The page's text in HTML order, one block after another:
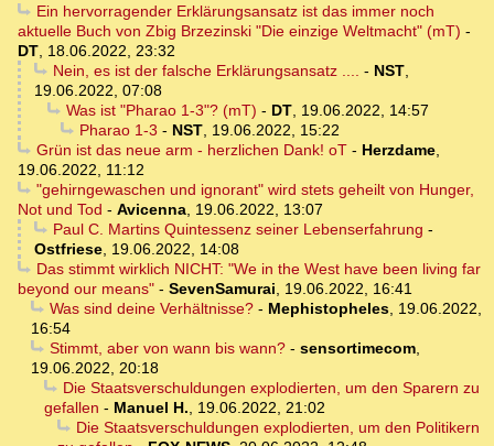
Ein hervorragender Erklärungsansatz ist das immer noch
aktuelle Buch von Zbig Brzezinski "Die einzige Weltmacht" (mT) -
DT, 18.06.2022, 23:32
Nein, es ist der falsche Erklärungsansatz .... - NST,
19.06.2022, 07:08
Was ist "Pharao 1-3"? (mT) - DT, 19.06.2022, 14:57
Pharao 1-3 - NST, 19.06.2022, 15:22
Grün ist das neue arm - herzlichen Dank! oT- Herzdame,
19.06.2022, 11:12
"gehirngewaschen und ignorant" wird stets geheilt von Hunger,
Not und Tod - Avicenna, 19.06.2022, 13:07
Paul C. Martins Quintessenz seiner Lebenserfahrung -
Ostfriese, 19.06.2022, 14:08
Das stimmt wirklich NICHT: "We in the West have been living far
beyond our means" - SevenSamurai, 19.06.2022, 16:41
Was sind deine Verhältnisse?- Mephistopheles, 19.06.2022,
16:54
Stimmt, aber von wann bis wann?- sensortimecom,
19.06.2022, 20:18
Die Staatsverschuldungen explodierten, um den Sparern zu
gefallen - Manuel H., 19.06.2022, 21:02
Die Staatsverschuldungen explodierten, um den Politikern